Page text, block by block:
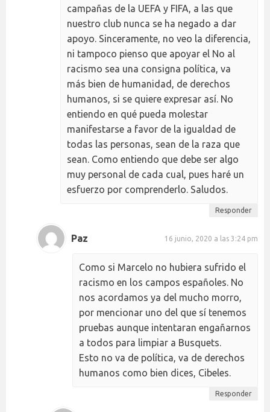
campañas de la UEFA y FIFA, a las que
nuestro club nunca se ha negado a dar
apoyo. Sinceramente, no veo la diferencia,
ni tampoco pienso que apoyar el No al
racismo sea una consigna política, va
más bien de humanidad, de derechos
humanos, si se quiere expresar así. No
entiendo en qué pueda molestar
manifestarse a favor de la igualdad de
todas las personas, sean de la raza que
sean. Como entiendo que debe ser algo
muy personal de cada cual, pues haré un
esfuerzo por comprenderlo. Saludos.
Responder
Paz 16 junio, 2020 a las 3:24 pm
Como si Marcelo no hubiera sufrido el
racismo en los campos españoles. No
nos acordamos ya del mucho morro,
por mencionar uno del que sí tenemos
pruebas aunque intentaran engañarnos
a todos para limpiar a Busquets.
Esto no va de política, va de derechos
humanos como bien dices, Cibeles.
Responder